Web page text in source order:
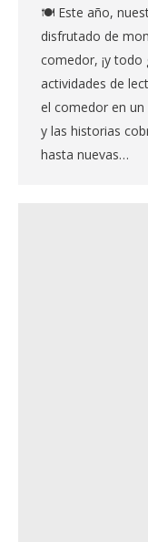
🍽️ Este año,
disfrutado de
comedor, ¡y todo
actividades de
el comedor en
y las historias
hasta nuevas…